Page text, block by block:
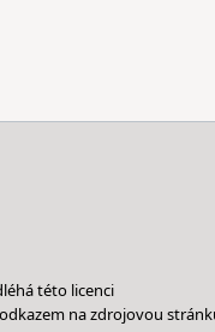
této licenci
na zdrojovou